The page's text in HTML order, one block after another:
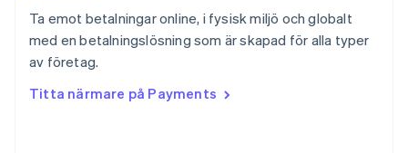
Ta emot betalningar online, i fysisk miljö och globalt
med en betalningslösning som är skapad för alla typer
av företag.
Titta närmare på Payments
DeutschFrançaisItalianoEnglish
Singapore
English简体中文
English